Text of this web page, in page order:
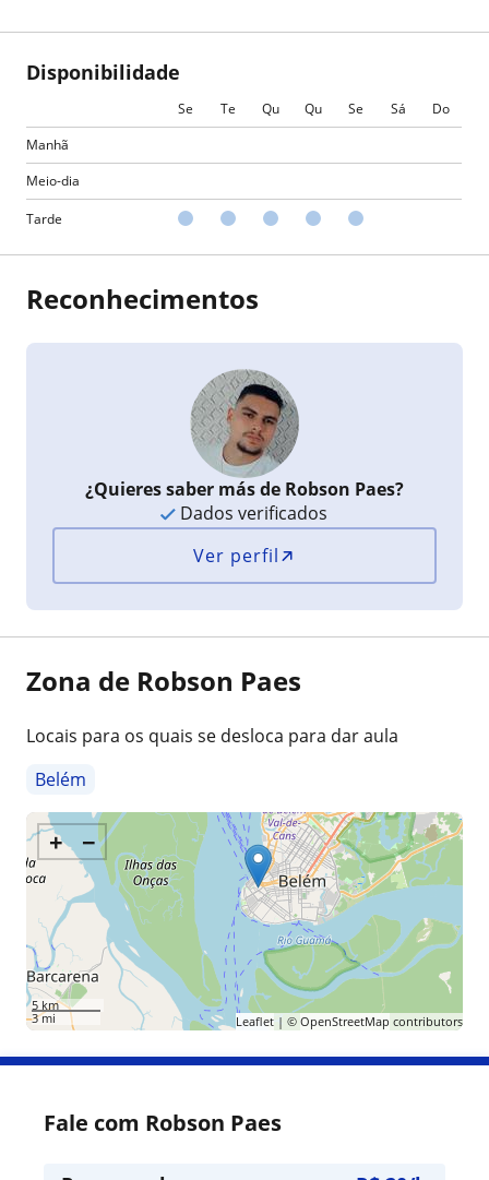
Disponibilidade
Se Te Qu Qu Se Sá
Do
Manhã
Meio-dia
Tarde
Reconhecimentos
¿Quieres saber más de Robson Paes?
Dados verificados
Ver perfil
Zona de Robson Paes
Locais para os quais se desloca para dar aula
Belém
+ −
5 km
3 mi
Leaflet| © OpenStreetMap contributors
Fale com Robson Paes